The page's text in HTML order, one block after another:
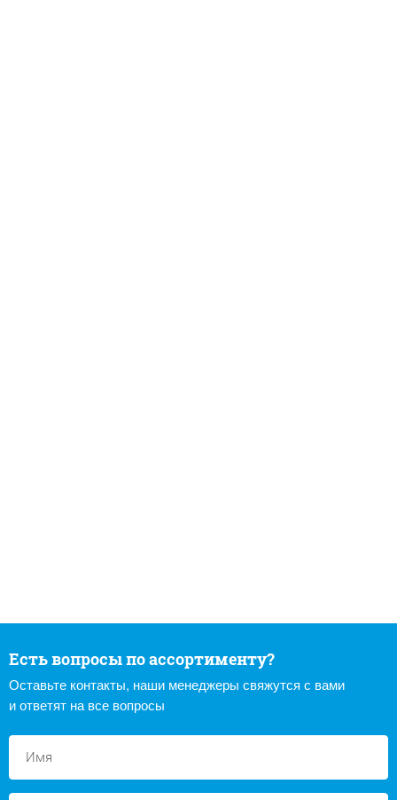
Есть вопросы по ассортименту?
Оставьте контакты, наши менеджеры свяжутся с вами
и ответят на все вопросы